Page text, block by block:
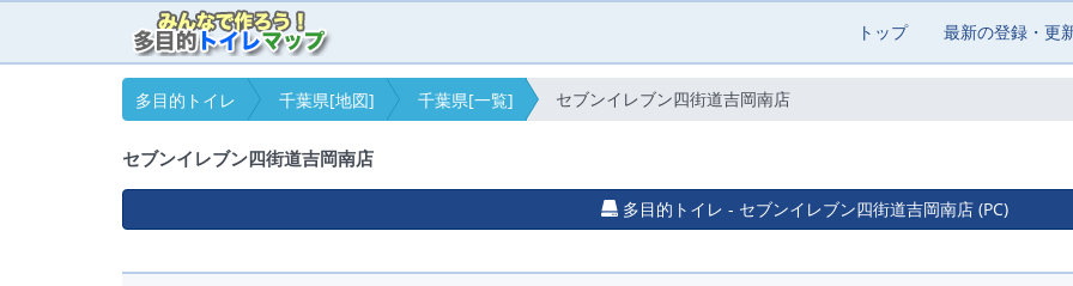
トップ 最新の登録・更
多目的トイレ 千葉県[地図] 千葉県[一覧] セブンイレブン四街道吉岡南店
セブンイレブン四街道吉岡南店
多目的トイレ - セブンイレブン四街道吉岡南店 (PC)